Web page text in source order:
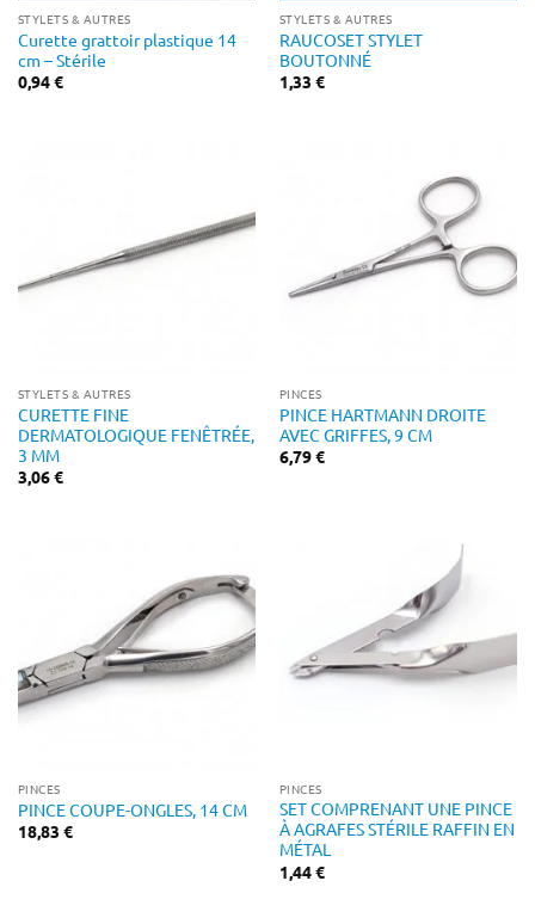
STYLETS & AUTRES
Curette grattoir plastique 14
cm – Stérile
0,94€
STYLETS & AUTRES
RAUCOSET STYLET
BOUTONNÉ
1,33 €
STYLETS & AUTRES
CURETTE FINE
DERMATOLOGIQUE FENÊTRÉE,
3 MM
3,06€
PINCES
PINCE HARTMANN DROITE
AVEC GRIFFES, 9 CM
6,79€
PINCES
PINCE COUPE-ONGLES, 14 CM
18,83 €
PINCES
SET COMPRENANT UNE PINCE
À AGRAFES STÉRILE RAFFIN EN
MÉTAL
1,44€